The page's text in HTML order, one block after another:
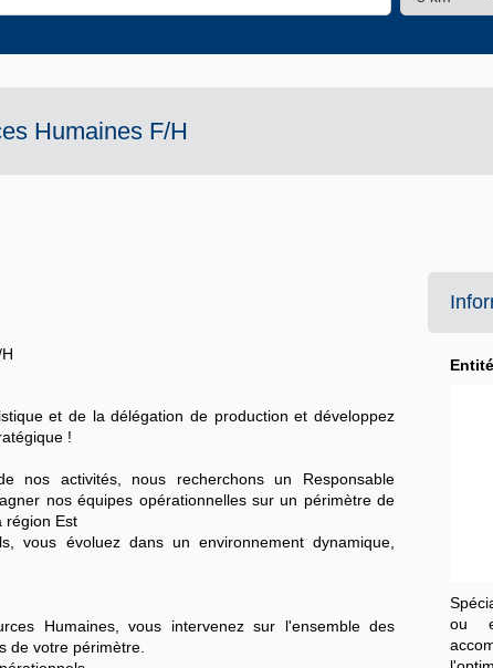
Humaines F/H
et de la délégation de production et développez
!
nos activités, nous recherchons un Responsable
nos équipes opérationnelles sur un périmètre de
région Est
vous évoluez dans un environnement dynamique,
Humaines, vous intervenez sur l'ensemble des
de votre périmètre.
ou